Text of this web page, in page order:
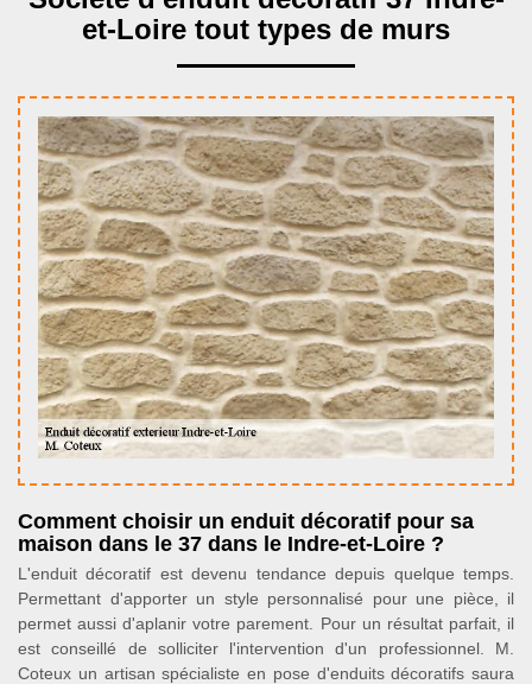
et-Loire tout types de murs
Comment choisir un enduit décoratif pour sa
maison dans le 37 dans le Indre-et-Loire ?
L'enduit décoratif est devenu tendance depuis quelque temps.
Permettant d'apporter un style personnalisé pour une pièce, il
permet aussi d'aplanir votre parement. Pour un résultat parfait, il
est conseillé de solliciter l'intervention d'un professionnel. M.
Coteux un artisan spécialiste en pose d'enduits décoratifs saura